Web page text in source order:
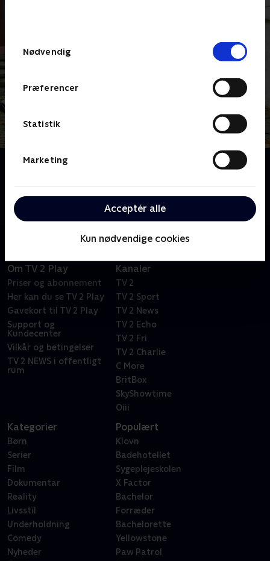
Nødvendig
Præferencer
Statistik
Marketing
Acceptér alle
Kun nødvendige cookies
Om Hjemlig nemlig
står klar til at hjælpe desperate boligejere med at
skabe deres ultimative drømmerum på kun fire dage.
Om TV 2 Play
Priser og abonnement
Her kan du se TV 2 Play
Gavekort til TV 2 Play
Support og
Kundecenter
Vilkår og betingelser
TV 2 NEWS i offentligt
rum
Kanaler
TV 2
TV 2 Sport
TV 2 News
TV 2 Echo
TV 2 Fri
TV 2 Charlie
C More
BritBox
SkyShowtime
Oiii
Kategorier
Børn
Serier
Film
Dokumentar
Reality
Livsstil
Underholdning
Comedy
Nyheder
Populært
Klovn
Badehotellet
Sygeplejeskolen
X Factor
Bachelor
Forræder
Bachelorette
Yellowstone
Paw Patrol